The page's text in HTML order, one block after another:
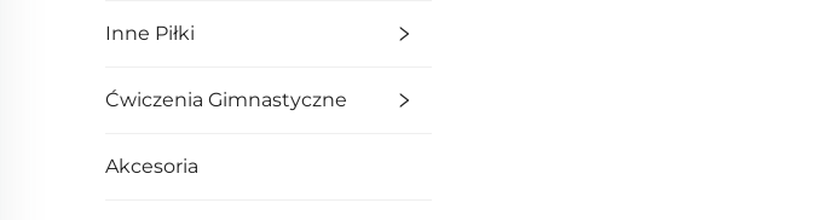
Inne Piłki
Ćwiczenia Gimnastyczne
Akcesoria